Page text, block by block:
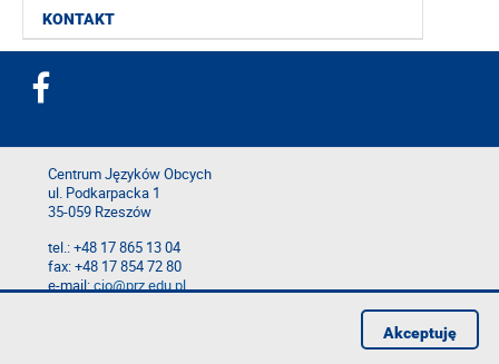
KONTAKT
Centrum Języków Obcych
ul. Podkarpacka 1
35-059 Rzeszów
tel.: +48 17 865 13 04
fax: +48 17 854 72 80
e-mail:cjo@prz.edu.pl
Akceptuję